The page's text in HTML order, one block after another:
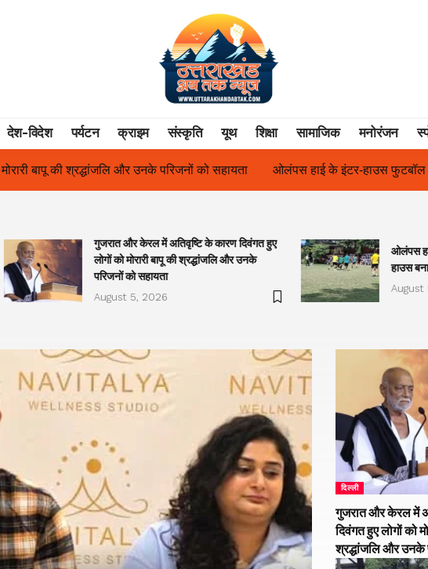
देश-विदेश पर्यटन क्राइम संस्कृति यूथ शिक्षा सामाजिक मनोरंजन
ओलंपस हाई के इंटर-हाउस फुटबॉल टूर्नामेंट में रिग हाउस बना चैंपियन तुलाज़ ने
गुजरात और केरल में अतिवृष्टि के कारण दिवंगत हुए
लोगों को मोरारी बापू की श्रद्धांजलि और उनके
परिजनों को सहायता
August 5, 2026
ओलंपस
हाउस
August
दिल्ली
गुजरात और केरल में
दिवंगत हुए लोगों को
श्रद्धांजलि और उनके